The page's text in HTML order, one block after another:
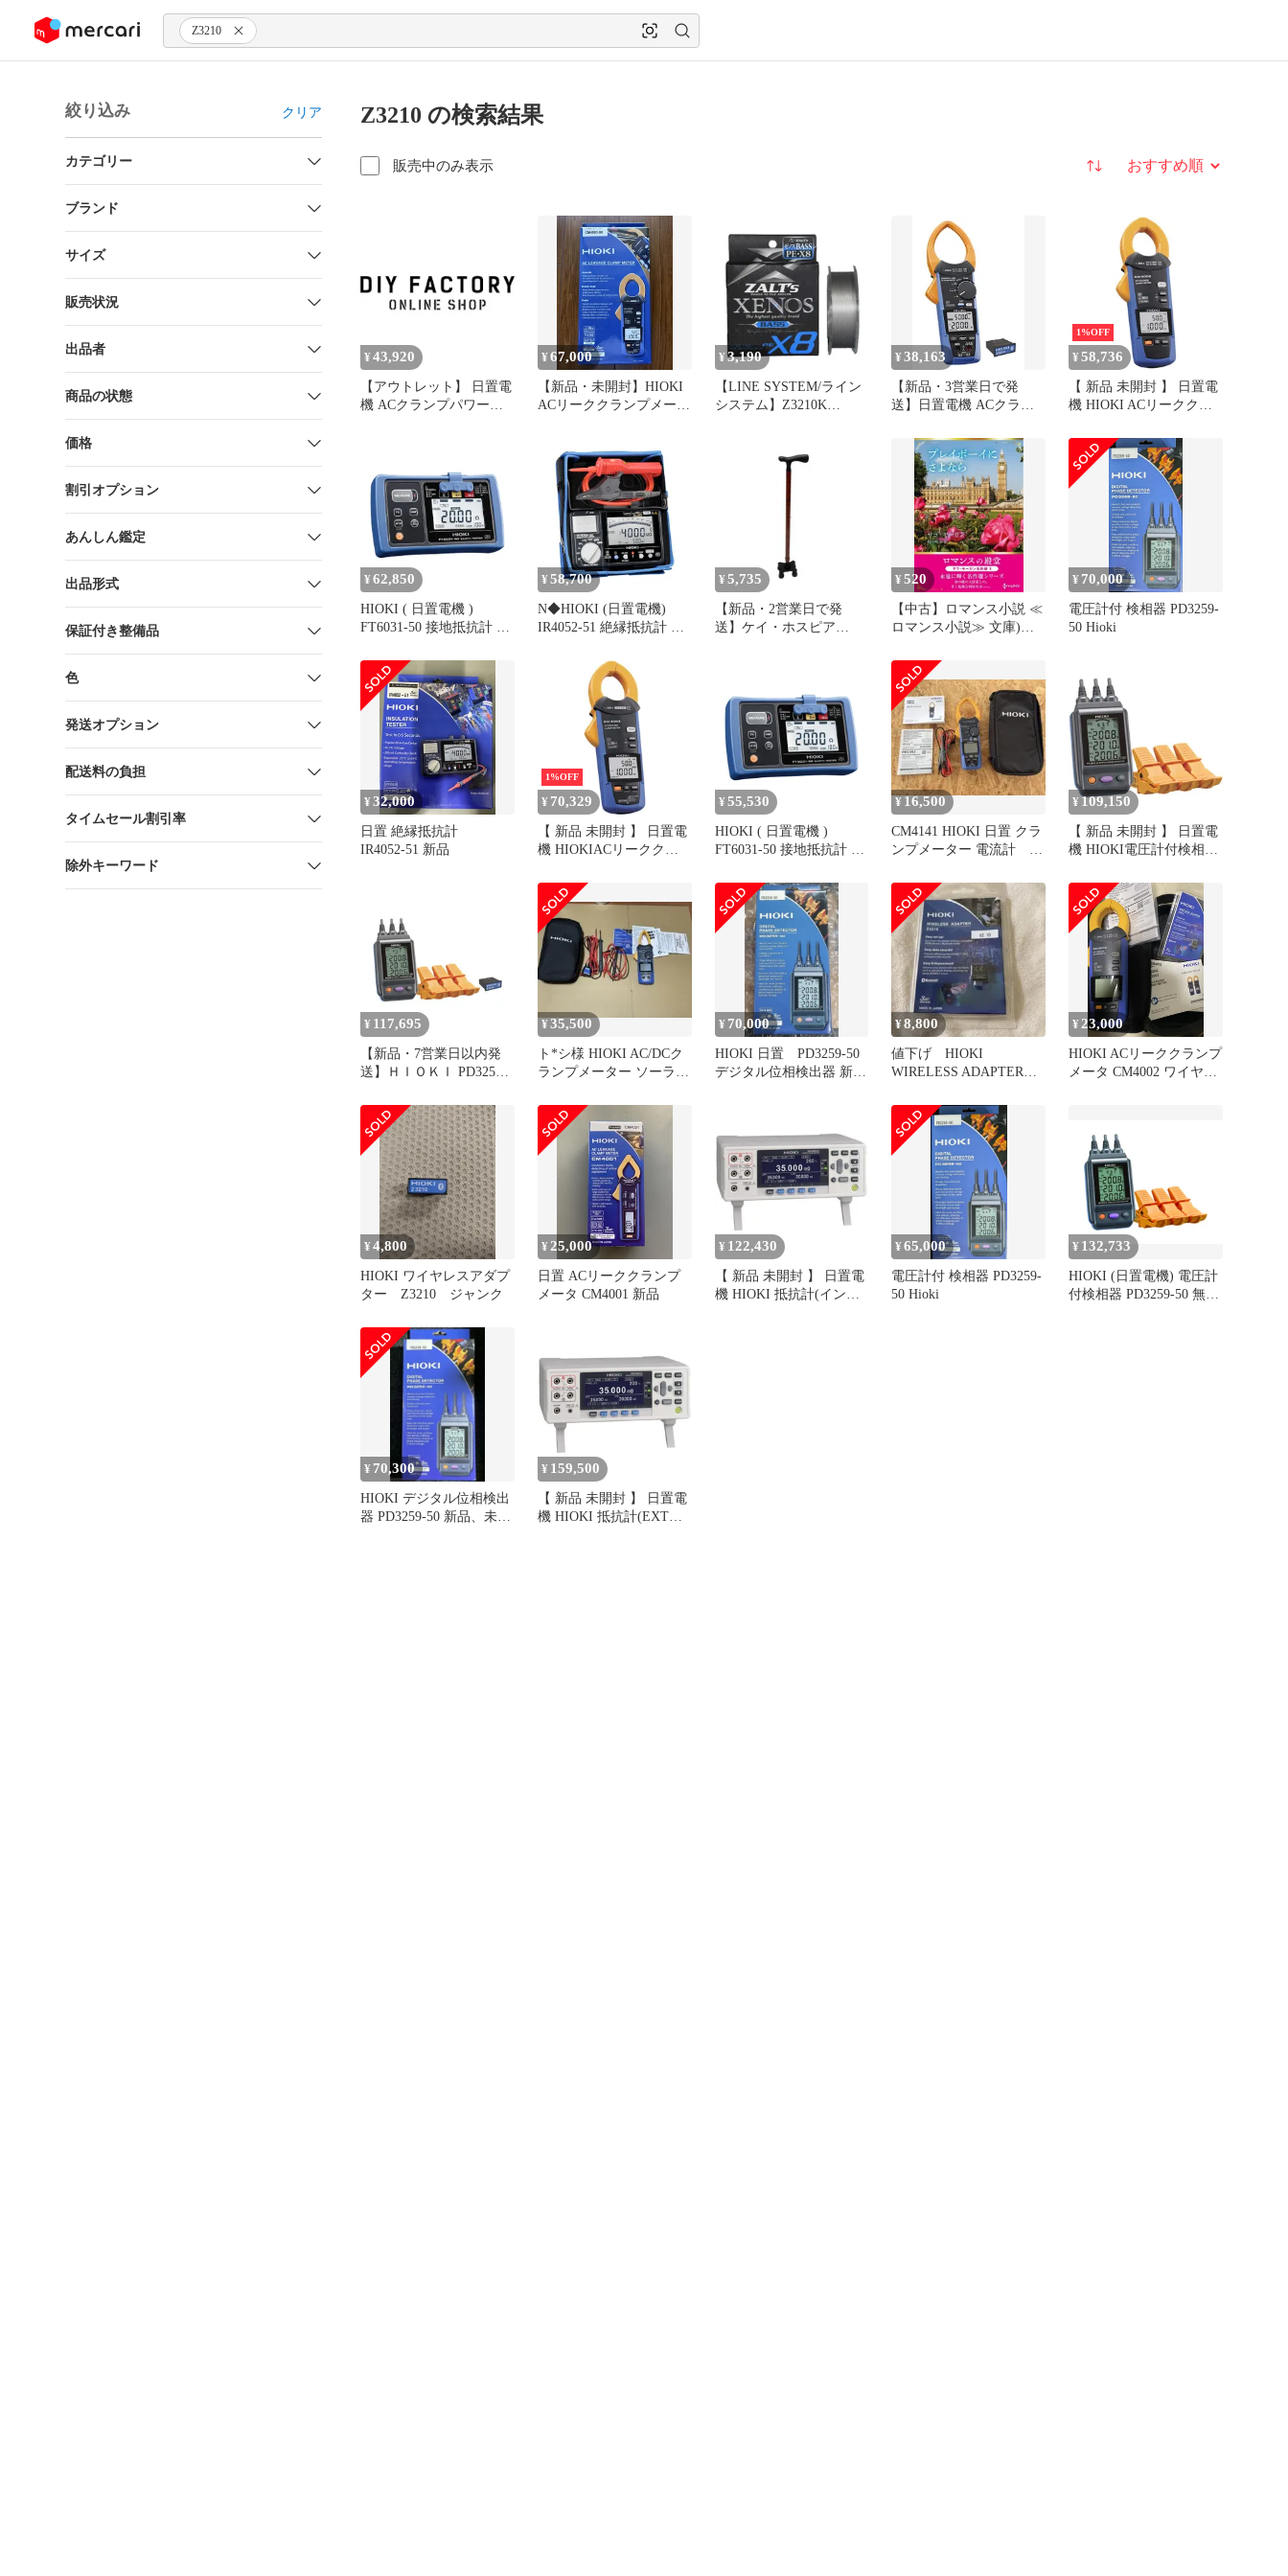
ツにスキップ Z3210
絞り込み クリア
カテゴリー
ブランド
サイズ
販売状況
出品者
商品の状態
価格
割引オプション
あんしん鑑定
出品形式
保証付き整備品
色
発送オプション
配送料の負担
タイムセール割引率
除外キーワード
Z3210 の検索結果
販売中のみ表示 並び替え
¥ 43,920
【アウトレット】 日置電
機 ACクランプパワーメ
90 1セット
¥67,000
【新品・未開封】HIOKI
ACリーククランプメータ
¥ 3,190
【LINE SYSTEM/ライン
システム】Z3210K
バー PEライン バス釣り
ブラックバス ライン
¥38,163
【新品・3営業日で発
送】日置電機 ACクラン
レスアダプタZ3210セッ
ト CM4141-90
1%OFF
¥ 58,736
【 新品 未開封 】 日置電
機 HIOKI ACリーククラ
用 送料無料
¥ 62,850
HIOKI ( 日置電機 )
FT6031-50 接地抵抗計 防
D種 2電極法 3電極法 携
帯用ケース付属
¥ 58,700
N◆HIOKI (日置電機)
IR4052-51 絶縁抵抗計 メ
認証 デジタル 5レンジ
50V 125V 250V 500V
1000V ab255c73
¥ 5,735
【新品・2営業日で発
送】ケイ・ホスピア
¥520
【中古】ロマンス小説 ≪
ロマンス小説≫ 文庫)プ
サラ・モーガン
¥ 70,000
電圧計付 検相器 PD3259-
50 Hioki
¥32,000
日置 絶縁抵抗計
IR4052-51 新品
1%OFF
¥ 70,329
【 新品 未開封 】 日置電
機 HIOKIACリーククラ
用 送料無料
¥ 55,530
HIOKI ( 日置電機 )
FT6031-50 接地抵抗計 防
¥ 16,500
CM￼4141 HIOKI 日置 クラ
ンプメーター 電流計 ヒ
¥ 109,150
【 新品 未開封 】 日置電
機 HIOKI電圧計付検相器
用 送料無料
¥ 117,695
【新品・7営業日以内発
送】ＨＩＯＫＩ PD3259-
レスセット PD3259－90
PD325990【沖縄離島販売
不可】
¥35,500
ト*シ様 HIOKI AC/DCク
ランプメーター ソーラー
¥ 70,000
HIOKI 日置 PD3259-50
デジタル位相検出器 新
¥8,800
値下げ HIOKI
WIRELESS ADAPTER
¥ 23,000
HIOKI ACリーククランプ
メータ CM4002 ワイヤレ
¥4,800
HIOKI ワイヤレスアダプ
ター Z3210 ジャンク
¥ 25,000
日置 ACリーククランプ
メータ CM4001 新品
¥ 122,430
【 新品 未開封 】 日置電
機 HIOKI 抵抗計(インタ
¥65,000
電圧計付 検相器 PD3259-
50 Hioki
¥ 132,733
HIOKI (日置電機) 電圧計
付検相器 PD3259-50 無線
¥ 70,300
HIOKI デジタル位相検出
器 PD3259-50 新品、未使
¥ 159,500
【 新品 未開封 】 日置電
機 HIOKI 抵抗計(EXT